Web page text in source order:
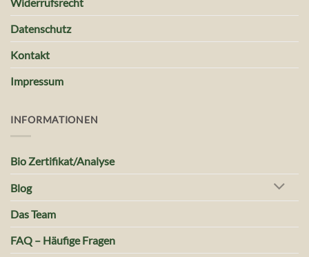
Datenschutz
Kontakt
Impressum
INFORMATIONEN
Bio Zertifikat/Analyse
Blog
Das Team
FAQ – Häufige Fragen